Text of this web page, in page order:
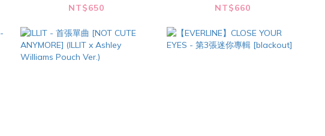
你專輯 [DEADLINE]
(Random.)
NT$650
(SEVENTEEN) - 首張
(STANDARD Ver.)
NT$660